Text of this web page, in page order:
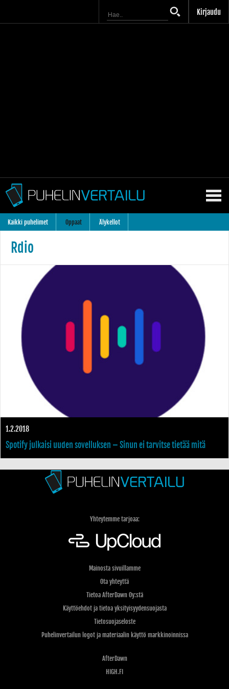
Kirjaudu
Kaikki puhelimet Oppaat Älykellot
Rdio
1.2.2018
Spotify julkaisi uuden sovelluksen – Sinun ei tarvitse tietää mitä
musiikkia haluat kuunnella
Yhteytemme tarjoaa:
Mainosta sivuillamme
Ota yhteyttä
Tietoa AfterDawn Oy:stä
Käyttöehdot ja tietoa yksityisyydensuojasta
Tietosuojaseloste
Puhelinvertailun logot ja materiaalin käyttö markkinoinnissa
AfterDawn
HIGH.FI